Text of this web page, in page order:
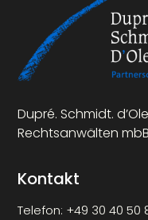
Dupré. Schmidt.
Rechtsanwälten mbB
Kontakt
Telefon: +49 30 40 50